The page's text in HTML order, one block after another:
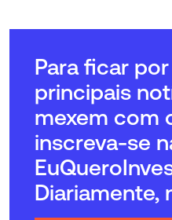
Para ficar
principais
mexem com
inscreva-se
Diariamente,